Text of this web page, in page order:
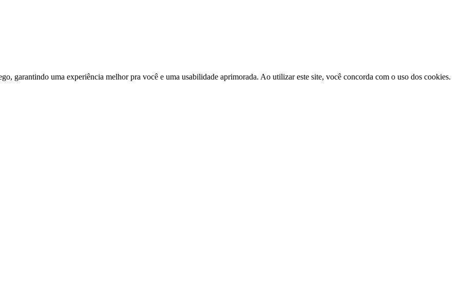
garantindo uma experiência melhor pra você e uma usabilidade aprimorada. Ao utilizar este site, você concorda com o uso dos cookies.